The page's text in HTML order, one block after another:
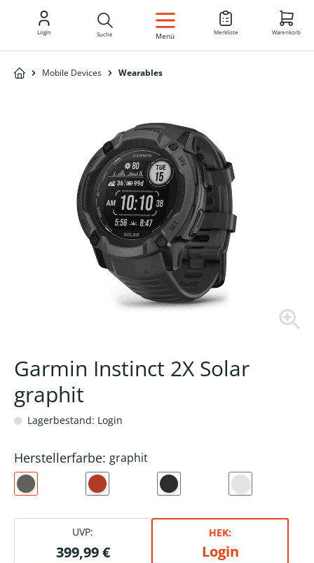
DE
Login Suche Menü Merkliste Warenkorb
Mobile Devices Wearables
Garmin Instinct 2X Solar
graphit
Lagerbestand: Login
Herstellerfarbe: graphit
UVP:
399,99 €
HEK:
Login